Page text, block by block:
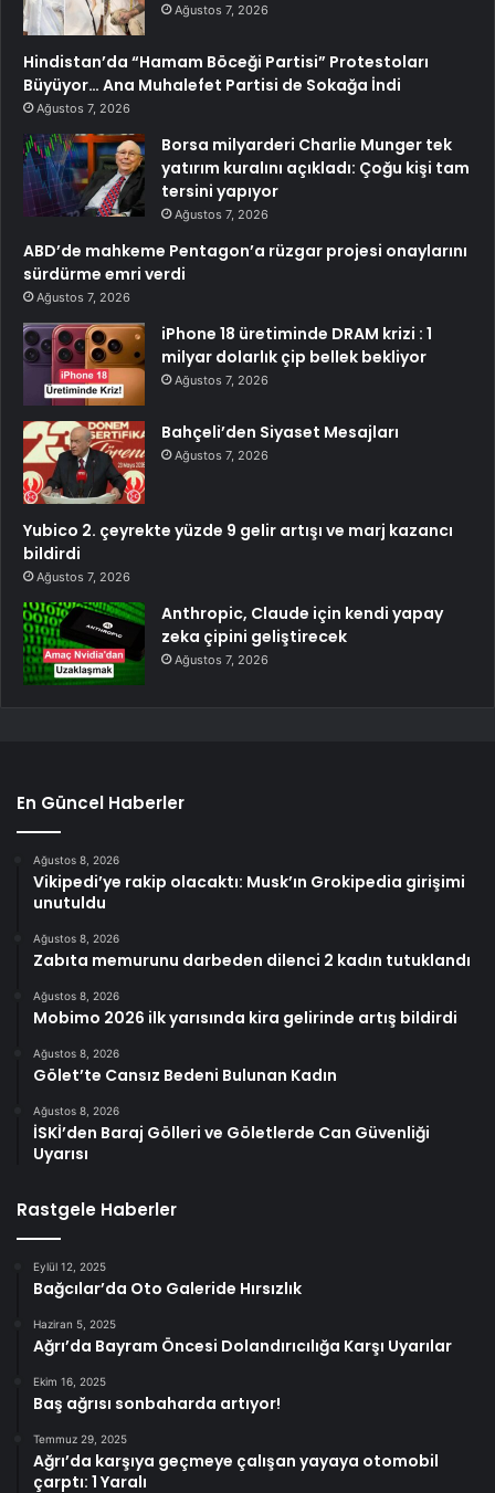
Ağustos 7, 2026
Hindistan’da “Hamam Böceği Partisi” Protestoları
Büyüyor… Ana Muhalefet Partisi de Sokağa İndi
Ağustos 7, 2026
Borsa milyarderi Charlie Munger tek
yatırım kuralını açıkladı: Çoğu kişi tam
tersini yapıyor
Ağustos 7, 2026
ABD’de mahkeme Pentagon’a rüzgar projesi onaylarını
sürdürme emri verdi
Ağustos 7, 2026
iPhone 18 üretiminde DRAM krizi : 1
milyar dolarlık çip bellek bekliyor
Ağustos 7, 2026
Bahçeli’den Siyaset Mesajları
Ağustos 7, 2026
Yubico 2. çeyrekte yüzde 9 gelir artışı ve marj kazancı
bildirdi
Ağustos 7, 2026
Anthropic, Claude için kendi yapay
zeka çipini geliştirecek
Ağustos 7, 2026
En Güncel Haberler
Ağustos 8, 2026
Vikipedi’ye rakip olacaktı: Musk’ın Grokipedia girişimi
unutuldu
Ağustos 8, 2026
Zabıta memurunu darbeden dilenci 2 kadın tutuklandı
Ağustos 8, 2026
Mobimo 2026 ilk yarısında kira gelirinde artış bildirdi
Ağustos 8, 2026
Gölet’te Cansız Bedeni Bulunan Kadın
Ağustos 8, 2026
İSKİ’den Baraj Gölleri ve Göletlerde Can Güvenliği
Uyarısı
Rastgele Haberler
Eylül 12, 2025
Bağcılar’da Oto Galeride Hırsızlık
Haziran 5, 2025
Ağrı’da Bayram Öncesi Dolandırıcılığa Karşı Uyarılar
Ekim 16, 2025
Baş ağrısı sonbaharda artıyor!
Temmuz 29, 2025
Ağrı’da karşıya geçmeye çalışan yayaya otomobil
çarptı: 1 Yaralı